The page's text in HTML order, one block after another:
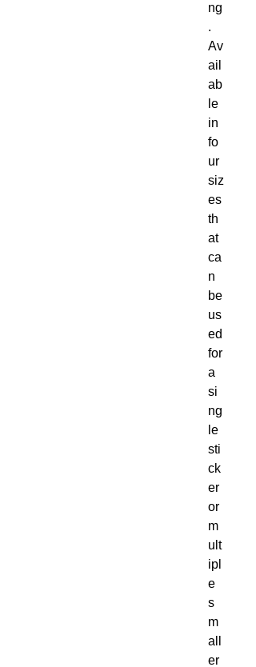
ng
.
Av
ail
ab
le
in
fo
ur
siz
es
th
at
ca
n
be
us
ed
for
a
si
ng
le
sti
ck
er
or
m
ult
ipl
e
s
m
all
er